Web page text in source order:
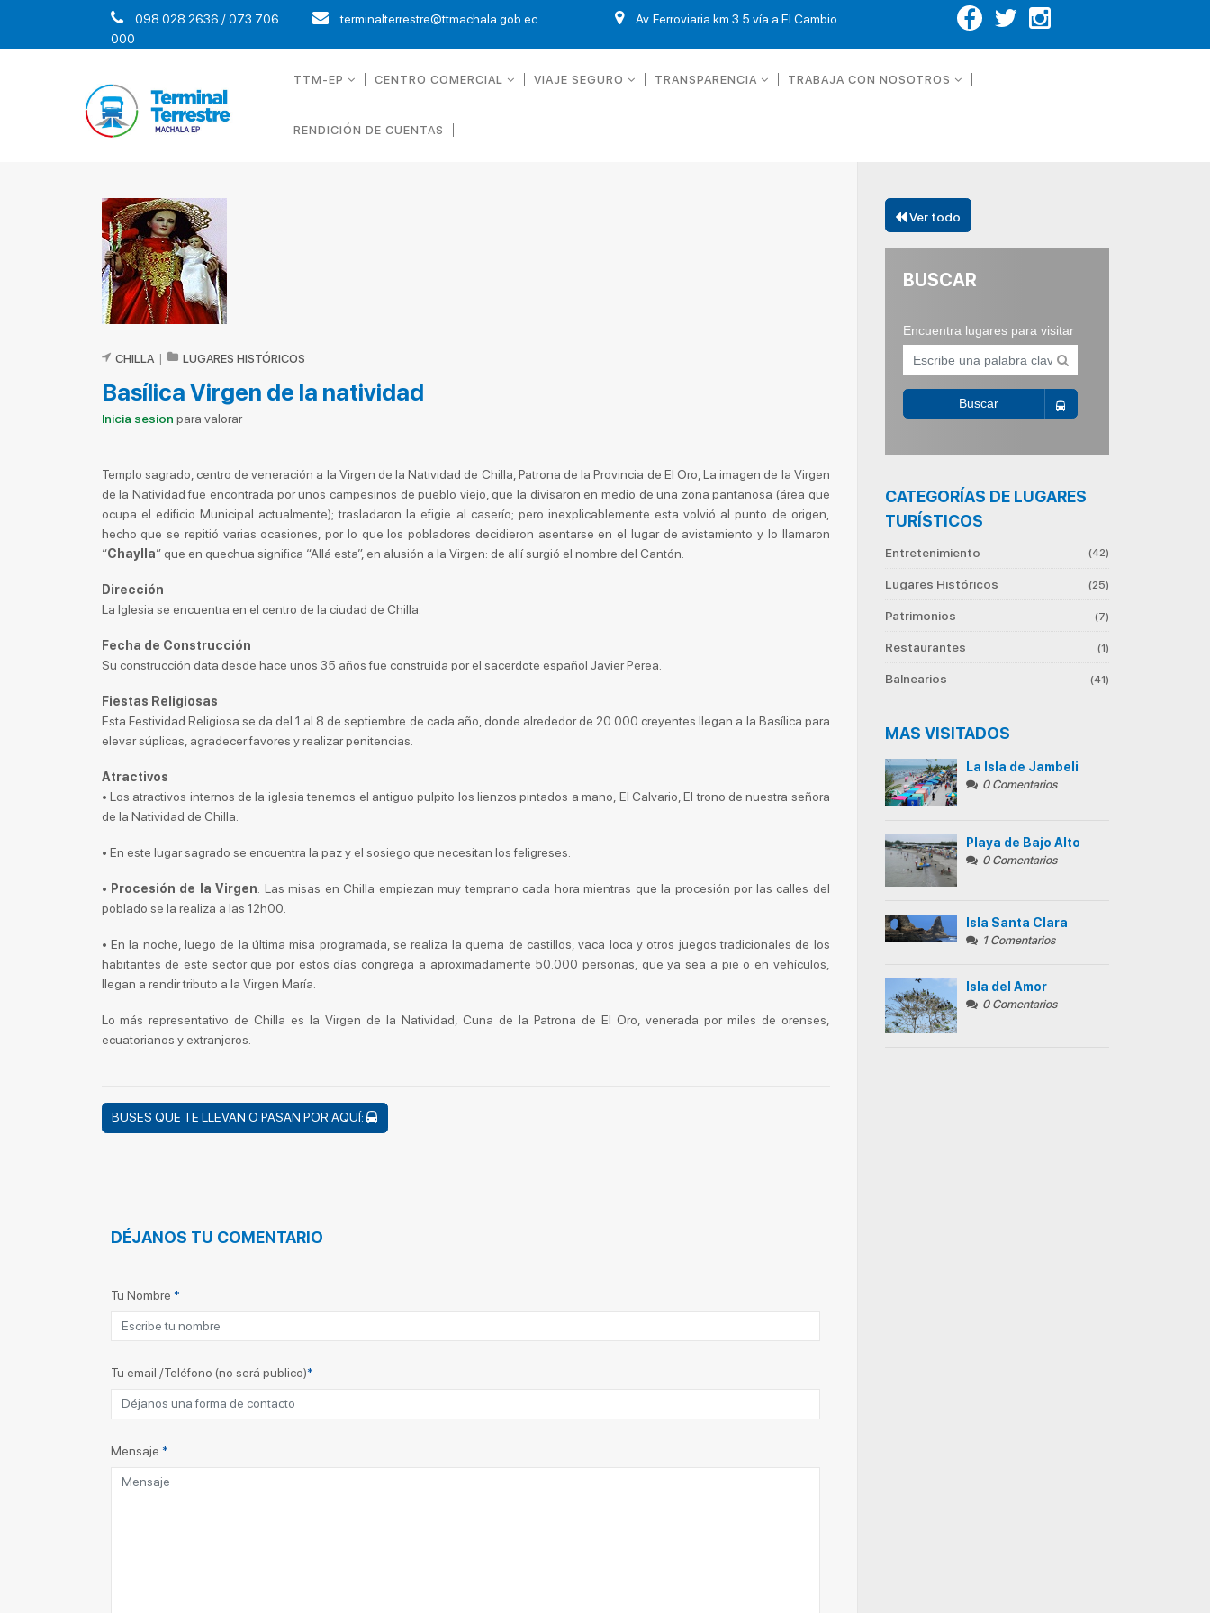
098 028 2636 / 073 706
000
terminalterrestre@ttmachala.gob.ec Av. Ferroviaria km 3.5 vía a El Cambio
TTM-EP CENTRO COMERCIAL VIAJE SEGURO TRANSPARENCIA TRABAJA CON NOSOTROS
RENDICIÓN DE CUENTAS
Ver todo
BUSCAR
Encuentra lugares para visitar
Buscar
CATEGORÍAS DE LUGARES
TURÍSTICOS
Entretenimiento (42)
Lugares Históricos (25)
Patrimonios (7)
Restaurantes (1)
Balnearios (41)
MAS VISITADOS
La Isla de Jambeli
0 Comentarios
Playa de Bajo Alto
0 Comentarios
Isla Santa Clara
1 Comentarios
Isla del Amor
0 Comentarios
CHILLA LUGARES HISTÓRICOS
Basílica Virgen de la natividad
Inicia sesion para valorar
Templo sagrado, centro de veneración a la Virgen de la Natividad de Chilla, Patrona de la Provincia de El Oro, La imagen de la Virgen
de la Natividad fue encontrada por unos campesinos de pueblo viejo, que la divisaron en medio de una zona pantanosa (área que
ocupa el edificio Municipal actualmente); trasladaron la efigie al caserío; pero inexplicablemente esta volvió al punto de origen,
hecho que se repitió varias ocasiones, por lo que los pobladores decidieron asentarse en el lugar de avistamiento y lo llamaron
“Chaylla” que en quechua significa “Allá esta”, en alusión a la Virgen: de allí surgió el nombre del Cantón.
Dirección
La Iglesia se encuentra en el centro de la ciudad de Chilla.
Fecha de Construcción
Su construcción data desde hace unos 35 años fue construida por el sacerdote español Javier Perea.
Fiestas Religiosas
Esta Festividad Religiosa se da del 1 al 8 de septiembre de cada año, donde alrededor de 20.000 creyentes llegan a la Basílica para
elevar súplicas, agradecer favores y realizar penitencias.
Atractivos
• Los atractivos internos de la iglesia tenemos el antiguo pulpito los lienzos pintados a mano, El Calvario, El trono de nuestra señora
de la Natividad de Chilla.
• En este lugar sagrado se encuentra la paz y el sosiego que necesitan los feligreses.
• Procesión de la Virgen: Las misas en Chilla empiezan muy temprano cada hora mientras que la procesión por las calles del
poblado se la realiza a las 12h00.
• En la noche, luego de la última misa programada, se realiza la quema de castillos, vaca loca y otros juegos tradicionales de los
habitantes de este sector que por estos días congrega a aproximadamente 50.000 personas, que ya sea a pie o en vehículos,
llegan a rendir tributo a la Virgen María.
Lo más representativo de Chilla es la Virgen de la Natividad, Cuna de la Patrona de El Oro, venerada por miles de orenses,
ecuatorianos y extranjeros.
BUSES QUE TE LLEVAN O PASAN POR AQUÍ:
DÉJANOS TU COMENTARIO
Tu Nombre *
Tu email /Teléfono (no será publico)*
Mensaje *